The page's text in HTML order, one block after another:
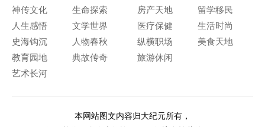
神传文化
生命探索
人生感悟
文学世界
史海钩沉
人物春秋
教育园地
典故传奇
艺术长河
房产天地
留学移民
医疗保健
生活时尚
纵横职场
美食天地
旅游休闲
本网站图文内容归大纪元所有，